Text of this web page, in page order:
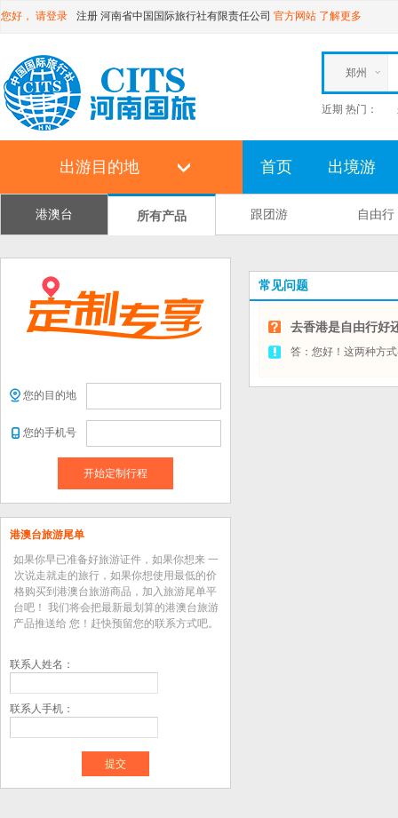
您好， 请登录 注册 河南省中国国际旅行社有限责任公司 官方网站 了解更多
郑州
近期 热门：
出游目的地 首页 出境游
港澳台 所有产品 跟团游 自由行
您的目的地
您的手机号
开始定制行程
港澳台旅游尾单
如果你早已准备好旅游证件，如果你想来 一
次说走就走的旅行，如果你想使用最低的价
格购买到港澳台旅游商品，加入旅游尾单平
台吧！ 我们将会把最新最划算的港澳台旅游
产品推送给 您！赶快预留您的联系方式吧。
联系人姓名：
联系人手机：
常见问题
去香港是自由行好
答：您好！这两种方